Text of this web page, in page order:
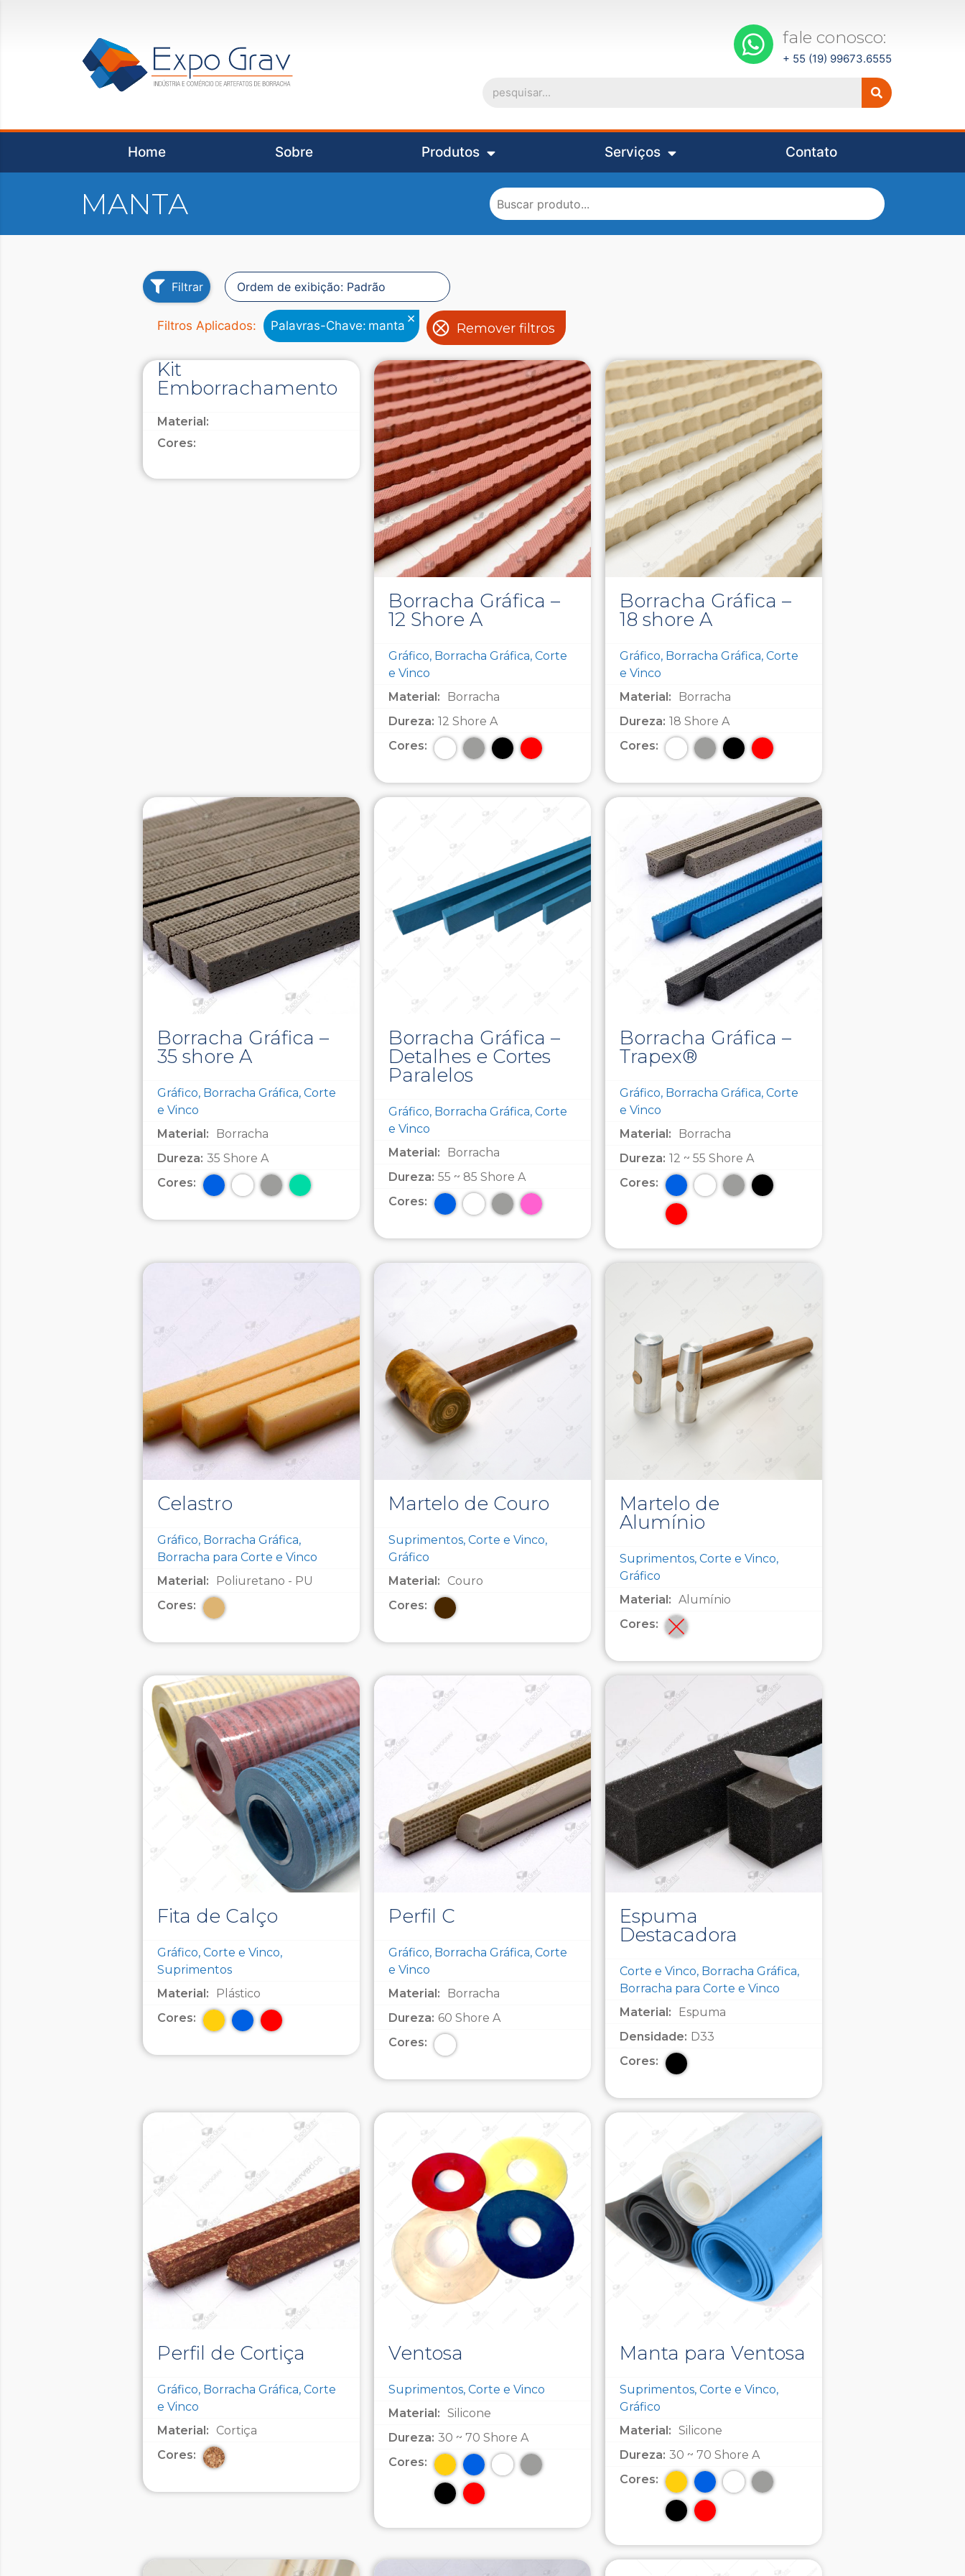
fale conosco:
+ 55 (19) 99673.6555
Home Sobre Produtos Serviços Contato
MANTA
Filtrar
Filtros Aplicados: Palavras-Chave: manta ×
Remover filtros
Kit
Emborrachamento
Material:
Cores:
Borracha Gráfica –
12 Shore A
Gráfico, Borracha Gráfica, Corte
e Vinco
Material:
Borracha
Dureza: 12 Shore A
Cores:
Borracha Gráfica –
18 shore A
Gráfico, Borracha Gráfica, Corte
e Vinco
Material:
Borracha
Dureza: 18 Shore A
Cores:
Borracha Gráfica –
35 shore A
Gráfico, Borracha Gráfica, Corte
e Vinco
Material:
Borracha
Dureza: 35 Shore A
Cores:
Borracha Gráfica –
Detalhes e Cortes
Paralelos
Gráfico, Borracha Gráfica, Corte
e Vinco
Material:
Borracha
Dureza: 55 ~ 85 Shore A
Cores:
Borracha Gráfica –
Trapex®
Gráfico, Borracha Gráfica, Corte
e Vinco
Material:
Borracha
Dureza: 12 ~ 55 Shore A
Cores:
Celastro
Gráfico, Borracha Gráfica,
Borracha para Corte e Vinco
Material:
Poliuretano - PU
Cores:
Martelo de Couro
Suprimentos, Corte e Vinco,
Gráfico
Material:
Couro
Cores:
Martelo de
Alumínio
Suprimentos, Corte e Vinco,
Gráfico
Material: Alumínio
Cores:
Fita de Calço
Gráfico, Corte e Vinco,
Suprimentos
Material:
Plástico
Cores:
Perfil C
Gráfico, Borracha Gráfica, Corte
e Vinco
Material:
Borracha
Dureza: 60 Shore A
Cores:
Espuma
Destacadora
Corte e Vinco, Borracha Gráfica,
Borracha para Corte e Vinco
Material:
Espuma
Densidade: D33
Cores:
Perfil de Cortiça
Gráfico, Borracha Gráfica, Corte
e Vinco
Material:
Cortiça
Cores:
Ventosa
Suprimentos, Corte e Vinco
Material: Silicone
Dureza: 30 ~ 70 Shore A
Cores:
Manta para Ventosa
Suprimentos, Corte e Vinco,
Gráfico
Material: Silicone
Dureza: 30 ~ 70 Shore A
Cores: